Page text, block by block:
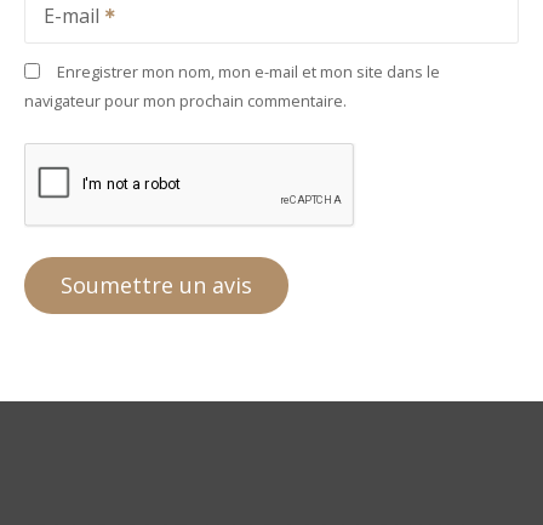
E-mail
Enregistrer mon nom, mon e-mail et mon site dans le
navigateur pour mon prochain commentaire.